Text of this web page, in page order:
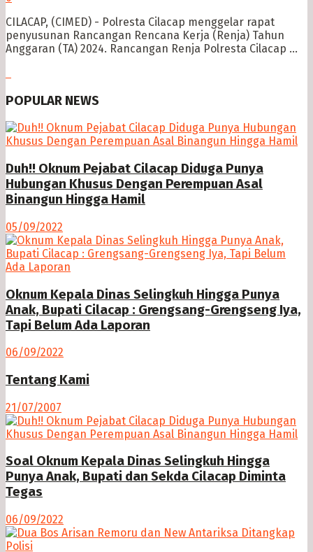
CILACAP, (CIMED) - Polresta Cilacap menggelar rapat
penyusunan Rancangan Rencana Kerja (Renja) Tahun
Anggaran (TA) 2024. Rancangan Renja Polresta Cilacap ...
POPULAR NEWS
Duh!! Oknum Pejabat Cilacap Diduga Punya
Hubungan Khusus Dengan Perempuan Asal
Binangun Hingga Hamil
05/09/2022
Oknum Kepala Dinas Selingkuh Hingga Punya
Anak, Bupati Cilacap : Grengsang-Grengseng Iya,
Tapi Belum Ada Laporan
06/09/2022
Tentang Kami
21/07/2007
Soal Oknum Kepala Dinas Selingkuh Hingga
Punya Anak, Bupati dan Sekda Cilacap Diminta
Tegas
06/09/2022